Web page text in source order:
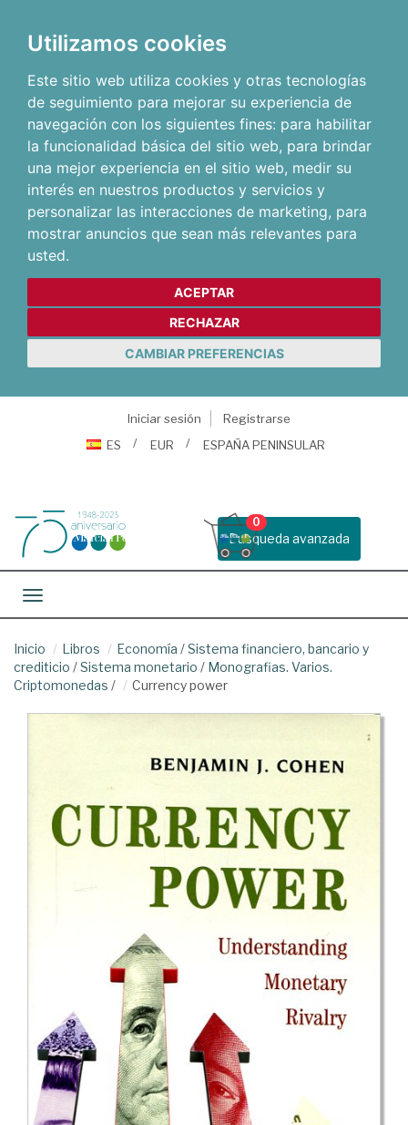
Utilizamos cookies
Este sitio web utiliza cookies y otras tecnologías
de seguimiento para mejorar su experiencia de
navegación con los siguientes fines: para habilitar
la funcionalidad básica del sitio web, para brindar
una mejor experiencia en el sitio web, medir su
interés en nuestros productos y servicios y
personalizar las interacciones de marketing, para
mostrar anuncios que sean más relevantes para
usted.
ACEPTAR
RECHAZAR
CAMBIAR PREFERENCIAS
Iniciar sesión
Registrarse
ES
EUR ESPAÑA PENINSULAR
Busqueda avanzada
0
Toggle navigation
Inicio Libros Economía /Sistema financiero, bancario y
crediticio /Sistema monetario / Monografias. Varios.
Criptomonedas / Currency power